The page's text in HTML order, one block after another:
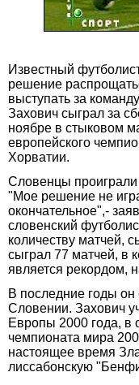
Известный
решение
выступать за
Захович сыграл за
ноябре в стыковом
европейского
Хорватии.
Словенцы проиграли
"Мое решение не
окончательное",-
словенский
количеству матчей,
сыграл 77 матчей, в
является рекордом,
В последние годы
Словении. Захович
Европы 2000 года, в
чемпионата мира
настоящее время
лиссабонскую